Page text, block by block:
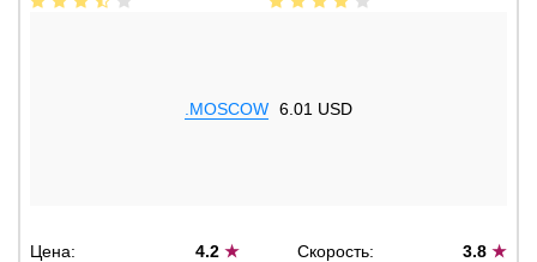
.MOSCOW 6.01 USD
Цена: 4.2★ Скорость: 3.8 ★